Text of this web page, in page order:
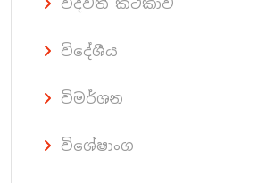
විද්වත් කථිකාව
විදේශීය
විමර්ශන
විශේෂාංග